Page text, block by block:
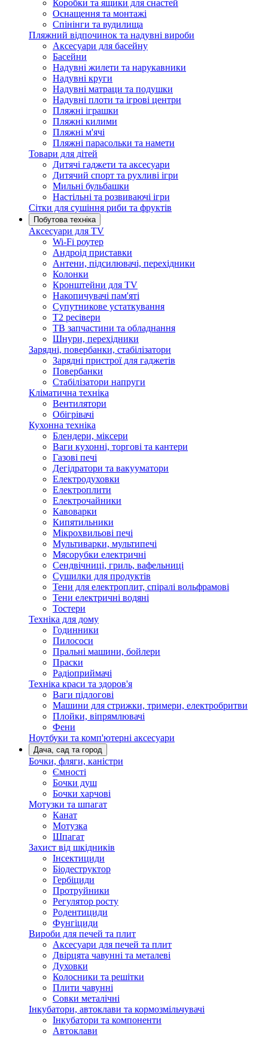
Коробки та ящики для снастей
Оснащення та монтажі
Спінінги та вудилища
Пляжний відпочинок та надувні вироби
Аксесуари для басейну
Басейни
Надувні жилети та нарукавники
Надувні круги
Надувні матраци та подушки
Надувні плоти та ігрові центри
Пляжні іграшки
Пляжні килими
Пляжні м'ячі
Пляжні парасольки та намети
Товари для дітей
Дитячі гаджети та аксесуари
Дитячий спорт та рухливі ігри
Мильні бульбашки
Настільні та розвиваючі ігри
Сітки для сушіння риби та фруктів
Побутова техніка
Аксесуари для TV
Wi-Fi роутер
Андроід приставки
Антени, підсилювачі, перехідники
Колонки
Кронштейни для TV
Накопичувачі пам'яті
Супутникове устаткування
Т2 ресівери
ТВ запчастини та обладнання
Шнури, перехідники
Зарядні, повербанки, стабілізатори
Зарядні пристрої для гаджетів
Повербанки
Стабілізатори напруги
Кліматична техніка
Вентилятори
Обігрівачі
Кухонна техніка
Блендери, міксери
Ваги кухонні, торгові та кантери
Газові печі
Дегідратори та вакууматори
Електродуховки
Електроплити
Електрочайники
Кавоварки
Кипятильники
Мікрохвильові печі
Мультиварки, мультипечі
Мясорубки електричні
Сендвічниці, гриль, вафельниці
Сушилки для продуктів
Тени для електроплит, спіралі вольфрамові
Тени електричні водяні
Тостери
Техніка для дому
Годинники
Пилососи
Пральні машини, бойлери
Праски
Радіоприймачі
Техніка краси та здоров'я
Ваги підлогові
Машини для стрижки, тримери, електробритви
Плойки, віпрямлювачі
Фени
Ноутбуки та комп'ютерні аксесуари
Дача, сад та город
Бочки, фляги, каністри
Ємності
Бочки душ
Бочки харчові
Мотузки та шпагат
Канат
Мотузка
Шпагат
Захист від шкідників
Інсектициди
Біодеструктор
Гербіциди
Протруйники
Регулятор росту
Родентициди
Фунгіциди
Вироби для печей та плит
Аксесуари для печей та плит
Двірцята чавунні та металеві
Духовки
Колосники та решітки
Плити чавунні
Совки металічні
Інкубатори, автоклави та кормозмільчувачі
Інкубатори та компоненти
Автоклави